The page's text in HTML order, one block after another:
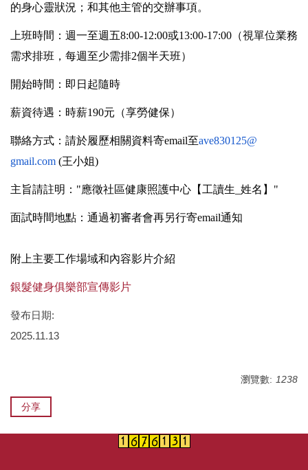
的身心靈狀況；和其他主管的交辦事項。
上班時間：週一至週五8:00-12:00或13:00-17:00（視單位業務
需求排班，每週至少需排2個半天班）
開始時間：即日起隨時
薪資待遇：時薪190元（享勞健保）
聯絡方式：請於履歷相關資料寄email至ave830125@
gmail.com (王小姐)
主旨請註明："應徵社區健康照護中心【工讀生_姓名】"
面試時間地點：通過初審者會再另行寄email通知
附上主要工作場域和內容影片介紹
銀髮健身俱樂部宣傳影片
發布日期:
2025.11.13
瀏覽數: 1238
分享